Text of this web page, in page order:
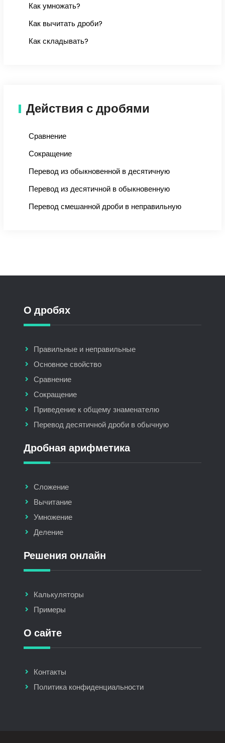
Как умножать?
Как вычитать дроби?
Как складывать?
Действия с дробями
Сравнение
Сокращение
Перевод из обыкновенной в десятичную
Перевод из десятичной в обыкновенную
Перевод смешанной дроби в неправильную
О дробях
Правильные и неправильные
Основное свойство
Сравнение
Сокращение
Приведение к общему знаменателю
Перевод десятичной дроби в обычную
Дробная арифметика
Сложение
Вычитание
Умножение
Деление
Решения онлайн
Калькуляторы
Примеры
О сайте
Контакты
Политика конфиденциальности